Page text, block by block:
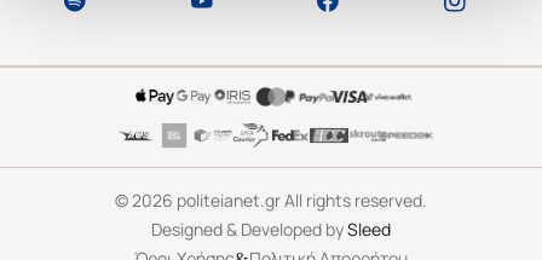
©2026 politeianet.gr All rights reserved.
Designed & Developed bySleed